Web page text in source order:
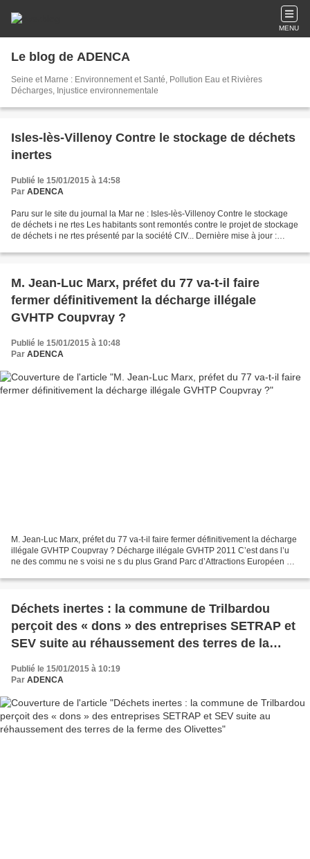
MENU
Le blog de ADENCA
Seine et Marne : Environnement et Santé, Pollution Eau et Rivières
Décharges, Injustice environnementale
Isles-lès-Villenoy Contre le stockage de déchets
inertes
Publié le 15/01/2015 à 14:58
Par ADENCA
Paru sur le site du journal la Mar ne : Isles-lès-Villenoy Contre le stockage
de déchets i ne rtes Les habitants sont remontés contre le projet de stockage
de déchets i ne rtes présenté par la société CIV... Dernière mise à jour :
M. Jean-Luc Marx, préfet du 77 va-t-il faire
fermer définitivement la décharge illégale
GVHTP Coupvray ?
Publié le 15/01/2015 à 10:48
Par ADENCA
M. Jean-Luc Marx, préfet du 77 va-t-il faire fermer définitivement la décharge
illégale GVHTP Coupvray ? Décharge illégale GVHTP 2011 C’est dans l’u
ne des commu ne s voisi ne s du plus Grand Parc d’Attractions Européen Dis
Déchets inertes : la commune de Trilbardou
perçoit des « dons » des entreprises SETRAP et
SEV suite au réhaussement des terres de la
Publié le 15/01/2015 à 10:19
Par ADENCA